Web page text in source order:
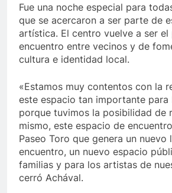
Fue una noche especial para
que se acercaron a ser parte de
artística. El centro vuelve a ser el
encuentro entre vecinos y de
cultura e identidad local.
«Estamos muy contentos con la
este espacio tan importante para
porque tuvimos la posibilidad de
mismo, este espacio de
Paseo Toro que genera un nuevo
encuentro, un nuevo espacio
familias y para los artistas de
cerró Achával.